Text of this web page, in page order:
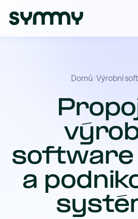
Domů/Výrobní
software
a